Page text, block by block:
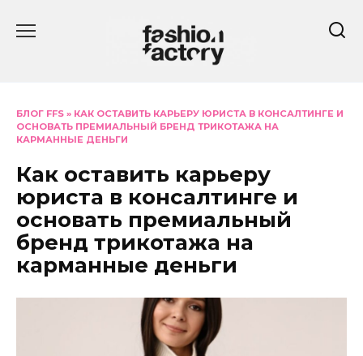
БЛОГ FFS » КАК ОСТАВИТЬ КАРЬЕРУ ЮРИСТА В КОНСАЛТИНГЕ И
ОСНОВАТЬ ПРЕМИАЛЬНЫЙ БРЕНД ТРИКОТАЖА НА
КАРМАННЫЕ ДЕНЬГИ
Как оставить карьеру
юриста в консалтинге и
основать премиальный
бренд трикотажа на
карманные деньги